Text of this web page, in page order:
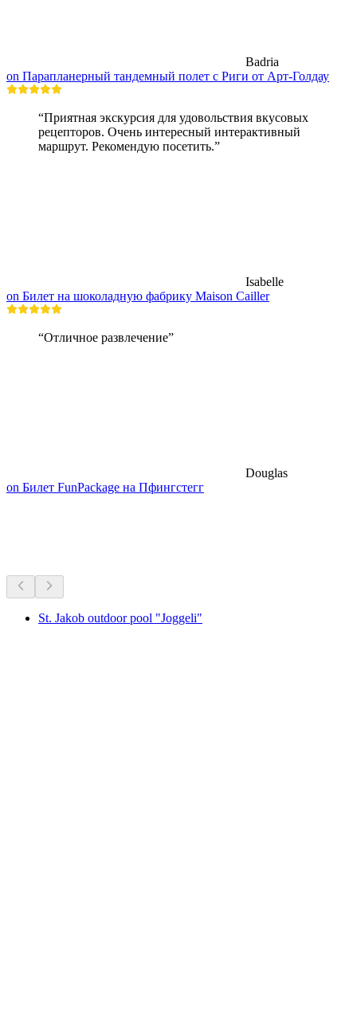
Badria
on Парапланерный тандемный полет с Риги от Арт-Голдау
“Приятная экскурсия для удовольствия вкусовых
рецепторов. Очень интересный интерактивный
маршрут. Рекомендую посетить.”
Isabelle
on Билет на шоколадную фабрику Maison Cailler
“Отличное развлечение”
Douglas
on Билет FunPackage на Пфингстегг
St. Jakob outdoor pool "Joggeli"